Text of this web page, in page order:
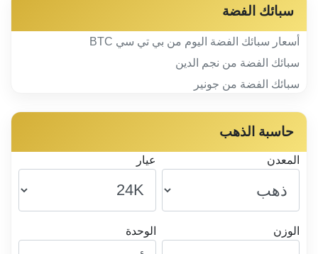
سبائك الفضة
أسعار سبائك الفضة اليوم من بي تي سي BTC
سبائك الفضة من نجم الدين
سبائك الفضة من جونير
حاسبة الذهب
المعدن عيار
الوزن الوحدة